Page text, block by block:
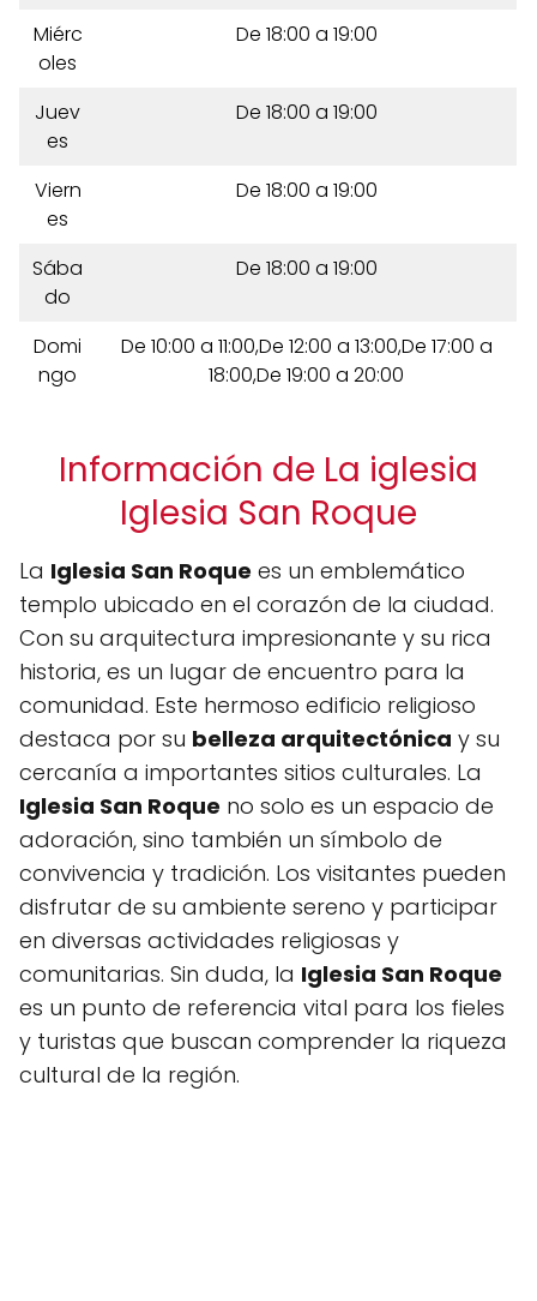
Miérc
oles
De 18:00 a 19:00
Juev
es
De 18:00 a 19:00
Viern
es
De 18:00 a 19:00
Sába
do
De 18:00 a 19:00
Domi
ngo
De 10:00 a 11:00,De 12:00 a 13:00,De 17:00 a
18:00,De 19:00 a 20:00
Información de La iglesia
Iglesia San Roque
La Iglesia San Roque es un emblemático
templo ubicado en el corazón de la ciudad.
Con su arquitectura impresionante y su rica
historia, es un lugar de encuentro para la
comunidad. Este hermoso edificio religioso
destaca por su belleza arquitectónica y su
cercanía a importantes sitios culturales. La
Iglesia San Roque no solo es un espacio de
adoración, sino también un símbolo de
convivencia y tradición. Los visitantes pueden
disfrutar de su ambiente sereno y participar
en diversas actividades religiosas y
comunitarias. Sin duda, la Iglesia San Roque
es un punto de referencia vital para los fieles
y turistas que buscan comprender la riqueza
cultural de la región.